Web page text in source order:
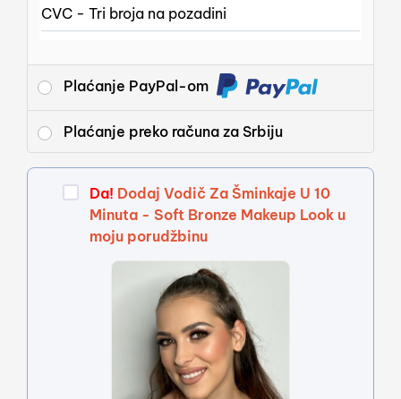
CVC - Tri broja na pozadini
Plaćanje PayPal-om
Plaćanje preko računa za Srbiju
Da! Dodaj Vodič Za Šminkaje U 10
Minuta - Soft Bronze Makeup Look u
moju porudžbinu